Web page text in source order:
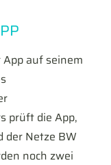
auf seinem
prüft die App,
der Netze BW
noch zwei